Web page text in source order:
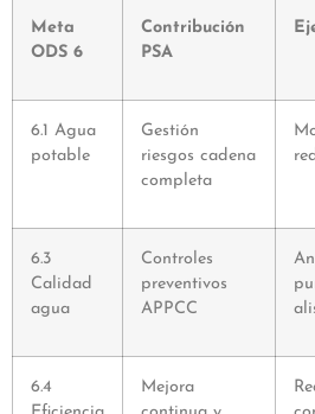
Meta
ODS 6
Contribución
PSA
6.1 Agua
potable
Gestión
riesgos cadena
completa
6.3
Calidad
agua
Controles
preventivos
APPCC
6.4
Mejora